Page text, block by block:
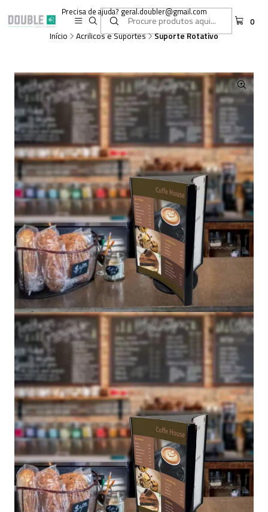
0
Precisa de ajuda? geral.doubler@gmail.com
Início Acrilicos e Suportes Suporte Rotativo